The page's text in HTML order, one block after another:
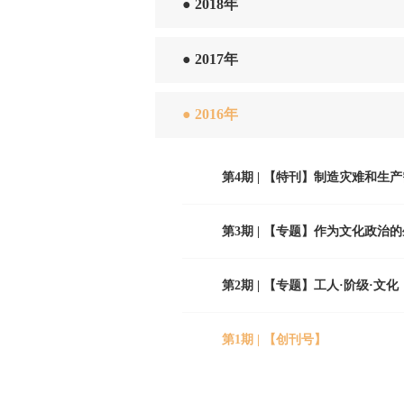
● 2018年
● 2017年
● 2016年
第4期 | 【特刊】制造灾难和生
第3期 | 【专题】作为文化政治
第2期 | 【专题】工人·阶级·文化
第1期 | 【创刊号】